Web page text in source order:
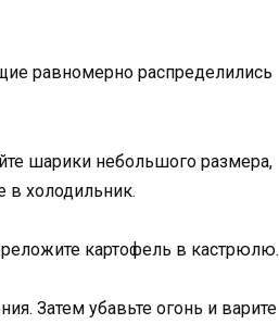
равномерно распределились
шарики небольшого размера,
в холодильник.
картофель в кастрюлю.
Затем убавьте огонь и варите